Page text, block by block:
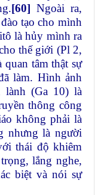
[60] Ngoài ra,
tạo cho mình
là hủy mình ra
thế giới (Pl 2,
tâm thật sự
làm. Hình ảnh
lành (Ga 10) là
thông công
không phải là
nhưng là người
thái độ khiêm
lắng nghe,
biệt và nói sự